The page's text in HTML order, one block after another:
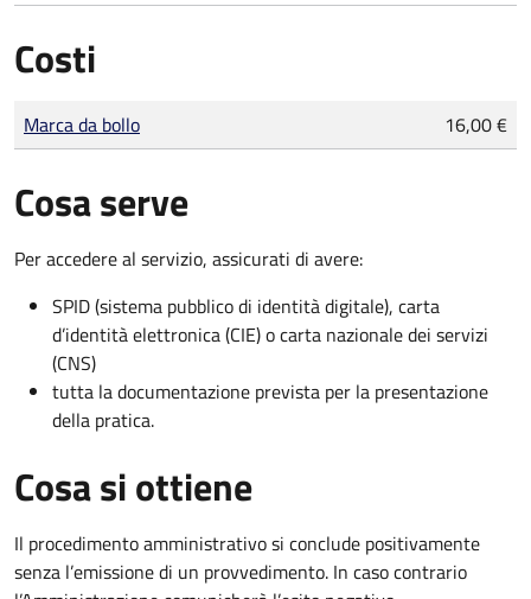
Costi
Tipo di pagamento
Importo
Marca da bollo 16,00 €
Cosa serve
Per accedere al servizio, assicurati di avere:
SPID (sistema pubblico di identità digitale), carta
d’identità elettronica (CIE) o carta nazionale dei servizi
(CNS)
tutta la documentazione prevista per la presentazione
della pratica.
Cosa si ottiene
Il procedimento amministrativo si conclude positivamente
senza l’emissione di un provvedimento. In caso contrario